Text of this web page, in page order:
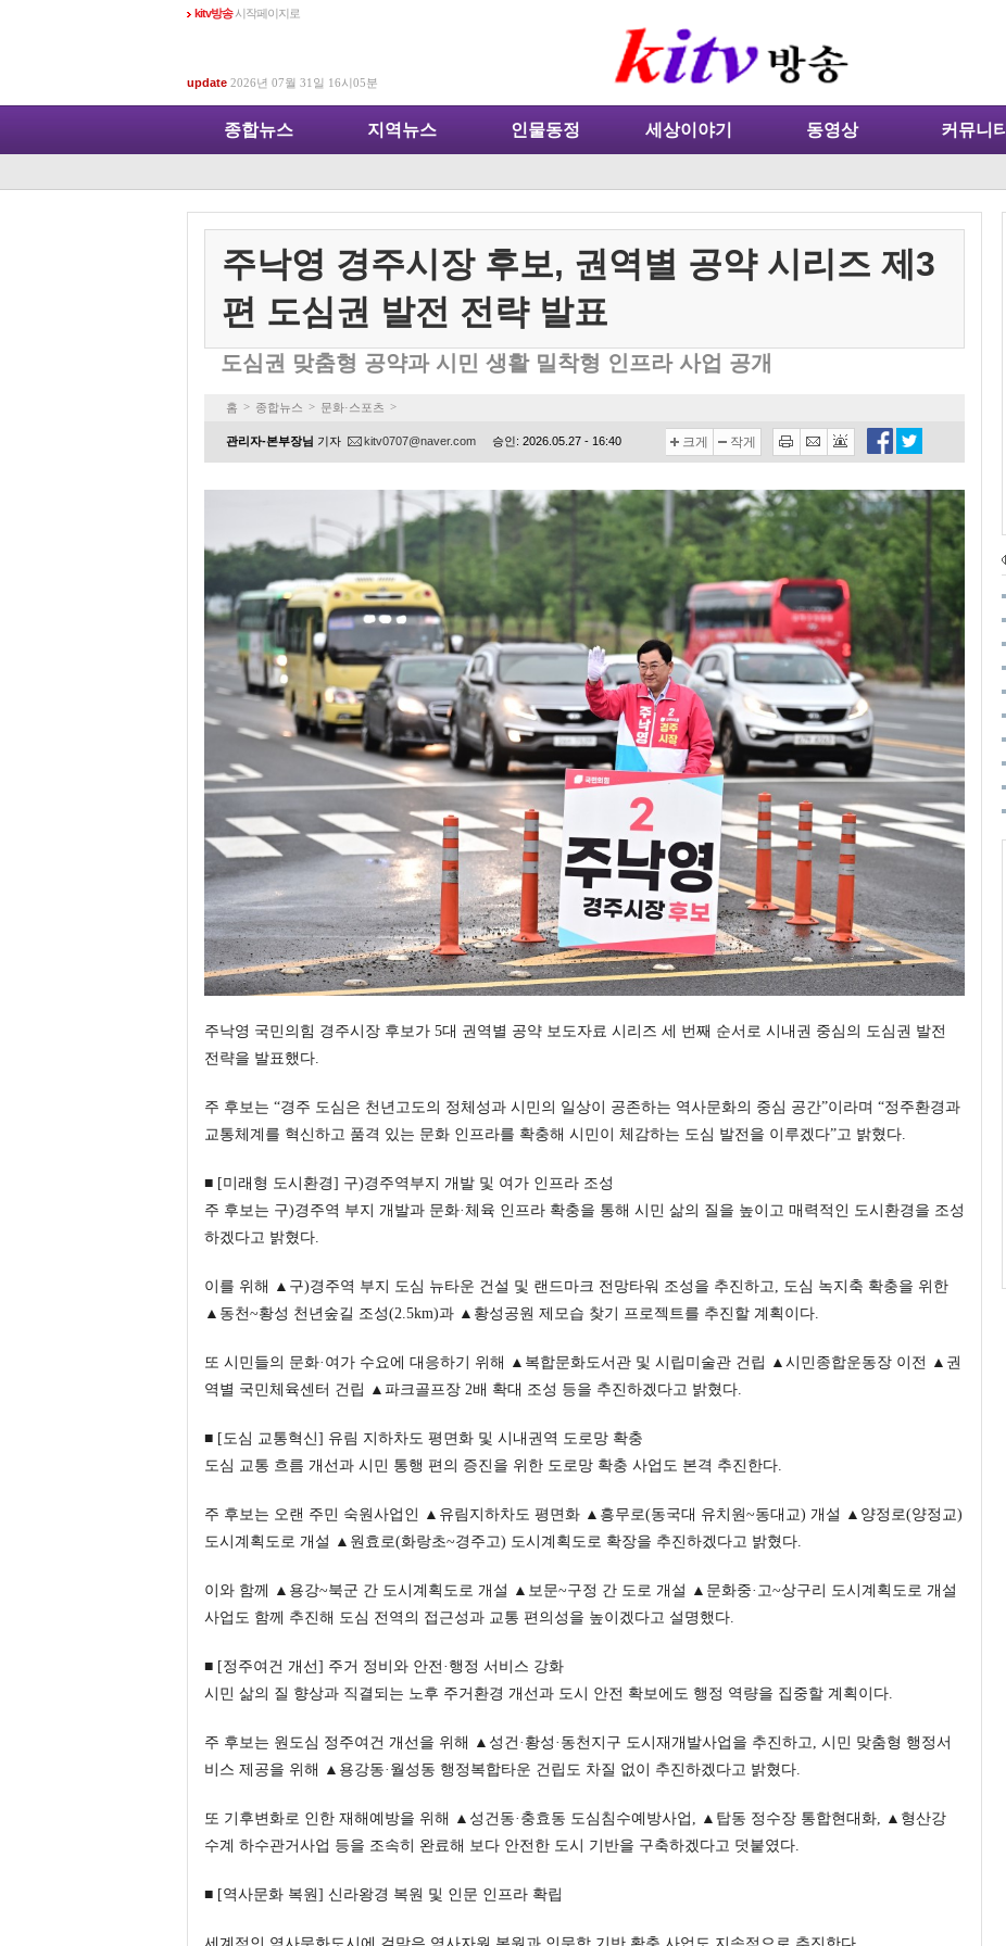
kitv방송시작페이지로
update 2026년 07월 31일 16시05분
종합뉴스 지역뉴스 인물동정 세상이야기 동영상 커뮤니티
주낙영 경주시장 후보, 권역별 공약 시리즈 제3
편 도심권 발전 전략 발표
도심권 맞춤형 공약과 시민 생활 밀착형 인프라 사업 공개
홈 > 종합뉴스 > 문화·스포츠 >
관리자-본부장님 기자 kitv0707@naver.com 승인: 2026.05.27 - 16:40 크게 작게
주낙영 국민의힘 경주시장 후보가 5대 권역별 공약 보도자료 시리즈 세 번째 순서로 시내권 중심의 도심권 발전
전략을 발표했다.
주 후보는 “경주 도심은 천년고도의 정체성과 시민의 일상이 공존하는 역사문화의 중심 공간”이라며 “정주환경과
교통체계를 혁신하고 품격 있는 문화 인프라를 확충해 시민이 체감하는 도심 발전을 이루겠다”고 밝혔다.
■ [미래형 도시환경] 구)경주역부지 개발 및 여가 인프라 조성
주 후보는 구)경주역 부지 개발과 문화·체육 인프라 확충을 통해 시민 삶의 질을 높이고 매력적인 도시환경을 조성
하겠다고 밝혔다.
이를 위해 ▲구)경주역 부지 도심 뉴타운 건설 및 랜드마크 전망타워 조성을 추진하고, 도심 녹지축 확충을 위한
▲동천~황성 천년숲길 조성(2.5km)과 ▲황성공원 제모습 찾기 프로젝트를 추진할 계획이다.
또 시민들의 문화·여가 수요에 대응하기 위해 ▲복합문화도서관 및 시립미술관 건립 ▲시민종합운동장 이전 ▲권
역별 국민체육센터 건립 ▲파크골프장 2배 확대 조성 등을 추진하겠다고 밝혔다.
■ [도심 교통혁신] 유림 지하차도 평면화 및 시내권역 도로망 확충
도심 교통 흐름 개선과 시민 통행 편의 증진을 위한 도로망 확충 사업도 본격 추진한다.
주 후보는 오랜 주민 숙원사업인 ▲유림지하차도 평면화 ▲흥무로(동국대 유치원~동대교) 개설 ▲양정로(양정교)
도시계획도로 개설 ▲원효로(화랑초~경주고) 도시계획도로 확장을 추진하겠다고 밝혔다.
이와 함께 ▲용강~북군 간 도시계획도로 개설 ▲보문~구정 간 도로 개설 ▲문화중·고~상구리 도시계획도로 개설
사업도 함께 추진해 도심 전역의 접근성과 교통 편의성을 높이겠다고 설명했다.
■ [정주여건 개선] 주거 정비와 안전·행정 서비스 강화
시민 삶의 질 향상과 직결되는 노후 주거환경 개선과 도시 안전 확보에도 행정 역량을 집중할 계획이다.
주 후보는 원도심 정주여건 개선을 위해 ▲성건·황성·동천지구 도시재개발사업을 추진하고, 시민 맞춤형 행정서
비스 제공을 위해 ▲용강동·월성동 행정복합타운 건립도 차질 없이 추진하겠다고 밝혔다.
또 기후변화로 인한 재해예방을 위해 ▲성건동·충효동 도심침수예방사업, ▲탑동 정수장 통합현대화, ▲형산강
수계 하수관거사업 등을 조속히 완료해 보다 안전한 도시 기반을 구축하겠다고 덧붙였다.
■ [역사문화 복원] 신라왕경 복원 및 인문 인프라 확립